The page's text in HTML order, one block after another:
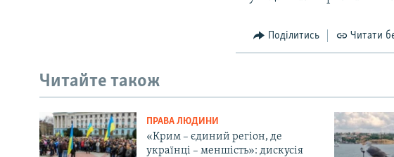
Поділитись Читати
Читайте також
ПРАВА ЛЮДИНИ
«Крим – єдиний регіон, де
українці – меншість»: дискусія